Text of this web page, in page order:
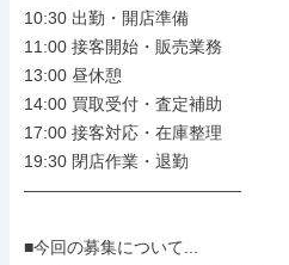
10:30 出勤・開店準備
11:00 接客開始・販売業務
13:00 昼休憩
14:00 買取受付・査定補助
17:00 接客対応・在庫整理
19:30 閉店作業・退勤
―――――――――――――
■今回の募集について...